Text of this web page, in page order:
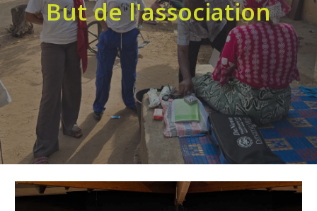
But de l'association